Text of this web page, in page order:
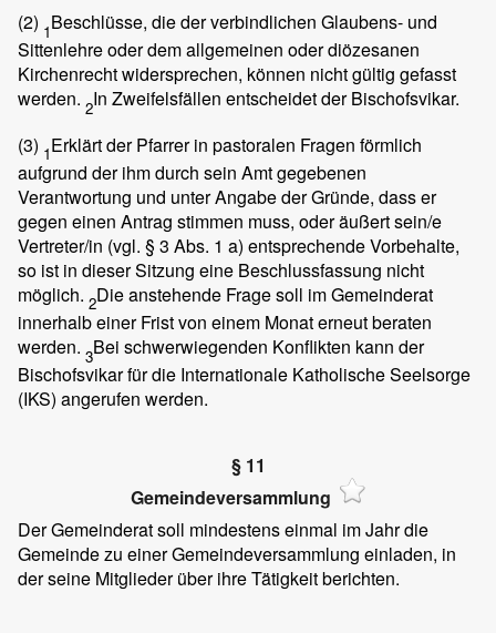
(2) 1Beschlüsse, die der verbindlichen Glaubens- und
Sittenlehre oder dem allgemeinen oder diözesanen
Kirchenrecht widersprechen, können nicht gültig gefasst
werden. 2In Zweifelsfällen entscheidet der Bischofsvikar.
(3) 1Erklärt der Pfarrer in pastoralen Fragen förmlich
aufgrund der ihm durch sein Amt gegebenen
Verantwortung und unter Angabe der Gründe, dass er
gegen einen Antrag stimmen muss, oder äußert sein/e
Vertreter/in (vgl. § 3 Abs. 1 a) entsprechende Vorbehalte,
so ist in dieser Sitzung eine Beschlussfassung nicht
möglich. 2Die anstehende Frage soll im Gemeinderat
innerhalb einer Frist von einem Monat erneut beraten
werden. 3Bei schwerwiegenden Konflikten kann der
Bischofsvikar für die Internationale Katholische Seelsorge
(IKS) angerufen werden.
§ 11
Gemeindeversammlung
Der Gemeinderat soll mindestens einmal im Jahr die
Gemeinde zu einer Gemeindeversammlung einladen, in
der seine Mitglieder über ihre Tätigkeit berichten.